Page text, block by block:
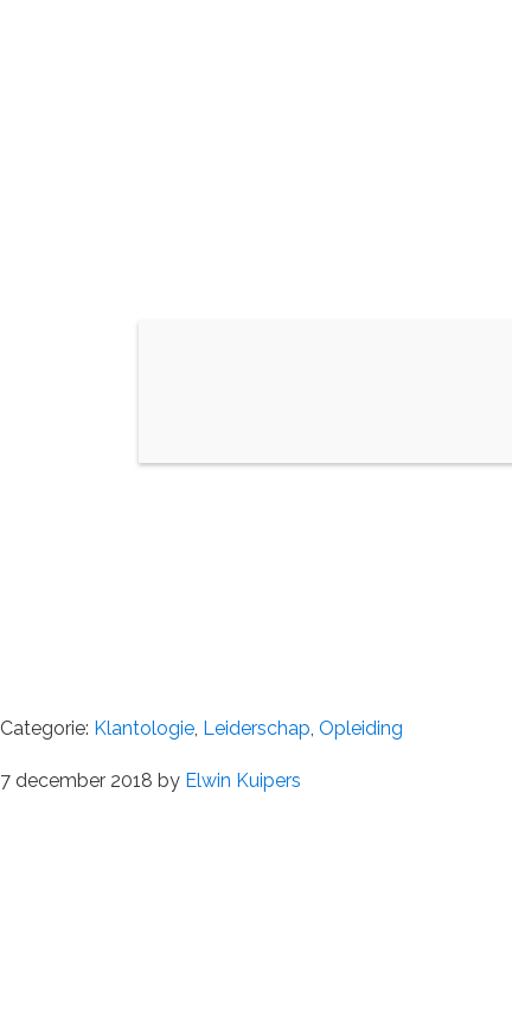
Categorie: Klantologie, Leiderschap, Opleiding
7 december 2018 by Elwin Kuipers